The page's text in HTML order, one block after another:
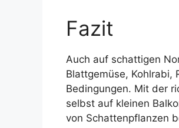
Fazit
Auch auf schattigen
Blattgemüse, Kohlrabi,
Bedingungen. Mit der
selbst auf kleinen
von Schattenpflanzen